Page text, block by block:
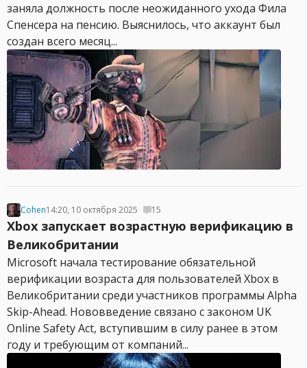
заняла должность после неожиданного ухода Фила
Спенсера на пенсию. Выяснилось, что аккаунт был
создан всего месяц...
Cohen14:20, 10 октября 2025 15
Xbox запускает возрастную верификацию в
Великобритании
Microsoft начала тестирование обязательной
верификации возраста для пользователей Xbox в
Великобритании среди участников программы Alpha
Skip-Ahead. Нововведение связано с законом UK
Online Safety Act, вступившим в силу ранее в этом
году и требующим от компаний...